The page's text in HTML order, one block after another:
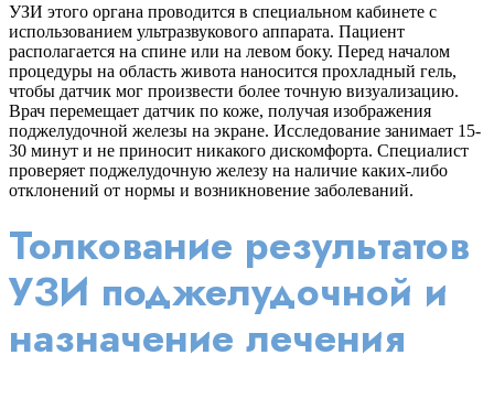
УЗИ этого органа проводится в специальном кабинете с
использованием ультразвукового аппарата. Пациент
располагается на спине или на левом боку. Перед началом
процедуры на область живота наносится прохладный гель,
чтобы датчик мог произвести более точную визуализацию.
Врач перемещает датчик по коже, получая изображения
поджелудочной железы на экране. Исследование занимает 15-
30 минут и не приносит никакого дискомфорта. Специалист
проверяет поджелудочную железу на наличие каких-либо
отклонений от нормы и возникновение заболеваний.
Толкование результатов
УЗИ поджелудочной и
назначение лечения